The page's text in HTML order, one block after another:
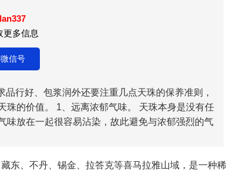
更多信息
信号
行好、包浆润外还要注重几点天珠的保养准则，
珠的价值。 1、远离浓郁气味。 天珠本身是没有任
味放在一起很容易沾染，故此避免与浓郁强烈的气
东、不丹、锡金、拉答克等喜马拉雅山域，是一种稀